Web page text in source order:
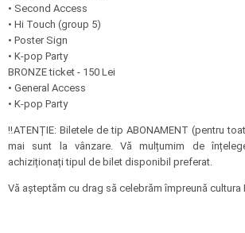
• Second Access
• Hi Touch (group 5)
• Poster Sign
• K-pop Party
BRONZE ticket - 150 Lei
• General Access
• K-pop Party
‼️ATENȚIE: Biletele de tip ABONAMENT (pentru
mai sunt la vânzare. Vă mulțumim de
achiziționați tipul de bilet disponibil preferat.
Vă așteptăm cu drag să celebrăm împreună cultura